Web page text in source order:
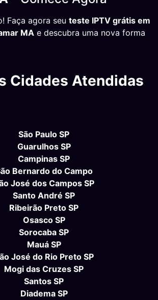
Faça agora seu teste IPTV grátis em
MA e descubra uma nova forma
Cidades Atendidas
São Paulo SP
Guarulhos SP
Campinas SP
Bernardo do Campo
José dos Campos SP
Santo André SP
Ribeirão Preto SP
Osasco SP
Sorocaba SP
Mauá SP
José do Rio Preto SP
Mogi das Cruzes SP
Santos SP
Diadema SP